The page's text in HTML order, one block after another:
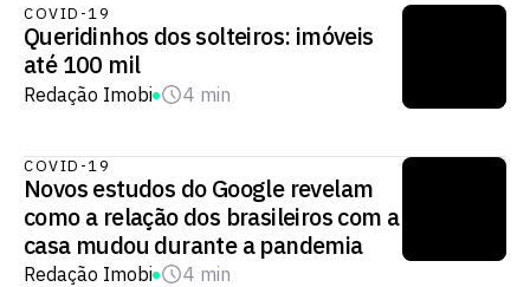
COVID-19
Queridinhos dos solteiros: imóveis
até 100 mil
Redação Imobi 4 min
COVID-19
Novos estudos do Google revelam
como a relação dos brasileiros com a
casa mudou durante a pandemia
Redação Imobi 4 min